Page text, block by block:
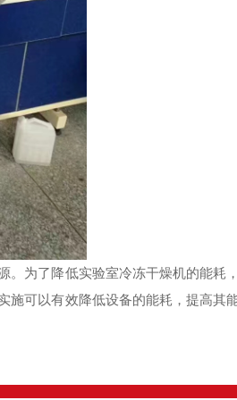
。为了降低实验室冷冻干燥机的能耗
施可以有效降低设备的能耗，提高其